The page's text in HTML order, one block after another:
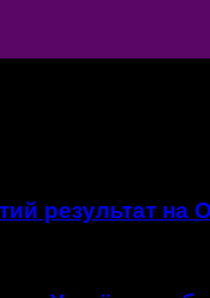
результат на